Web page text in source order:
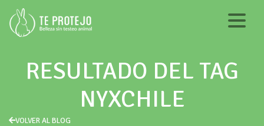
RESULTADO DEL TAG
NYXCHILE
VOLVER AL BLOG